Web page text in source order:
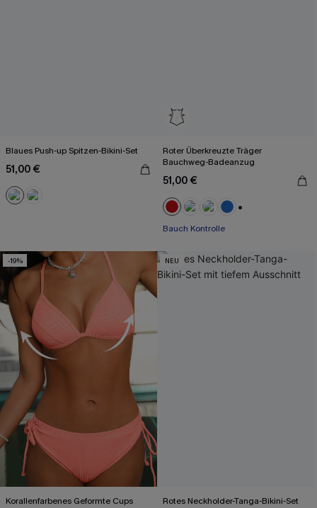
Blaues Push-up Spitzen-Bikini-Set
51,00 €
Roter Überkreuzte Träger
Bauchweg-Badeanzug
51,00 €
Bauch Kontrolle
-19%
Korallenfarbenes Geformte Cups
NEU
Rotes Neckholder-Tanga-Bikini-Set